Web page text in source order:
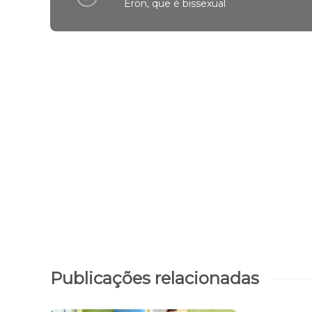
Eron, que é bissexual
Publicações relacionadas